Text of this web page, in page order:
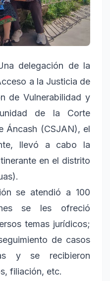
delegación de la
a la Justicia de
de Vulnerabilidad y
de la Corte
Áncash (CSJAN), el
llevó a cabo la
en el distrito
se atendió a 100
se les ofreció
temas jurídicos;
de casos
y se recibieron
filiación, etc.